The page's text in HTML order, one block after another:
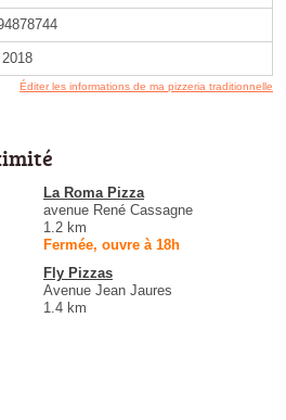
Éditer les informations de ma pizzeria traditionnelle
La Roma Pizza
avenue René Cassagne
1.2 km
Fermée, ouvre à 18h
Fly Pizzas
Avenue Jean Jaures
1.4 km